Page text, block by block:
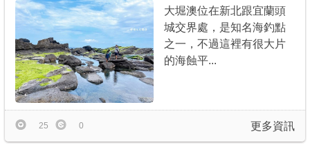
大堀澳位在新北跟宜蘭頭
城交界處，是知名海釣點
之一，不過這裡有很大片
的海蝕平...
更多資訊
25 0